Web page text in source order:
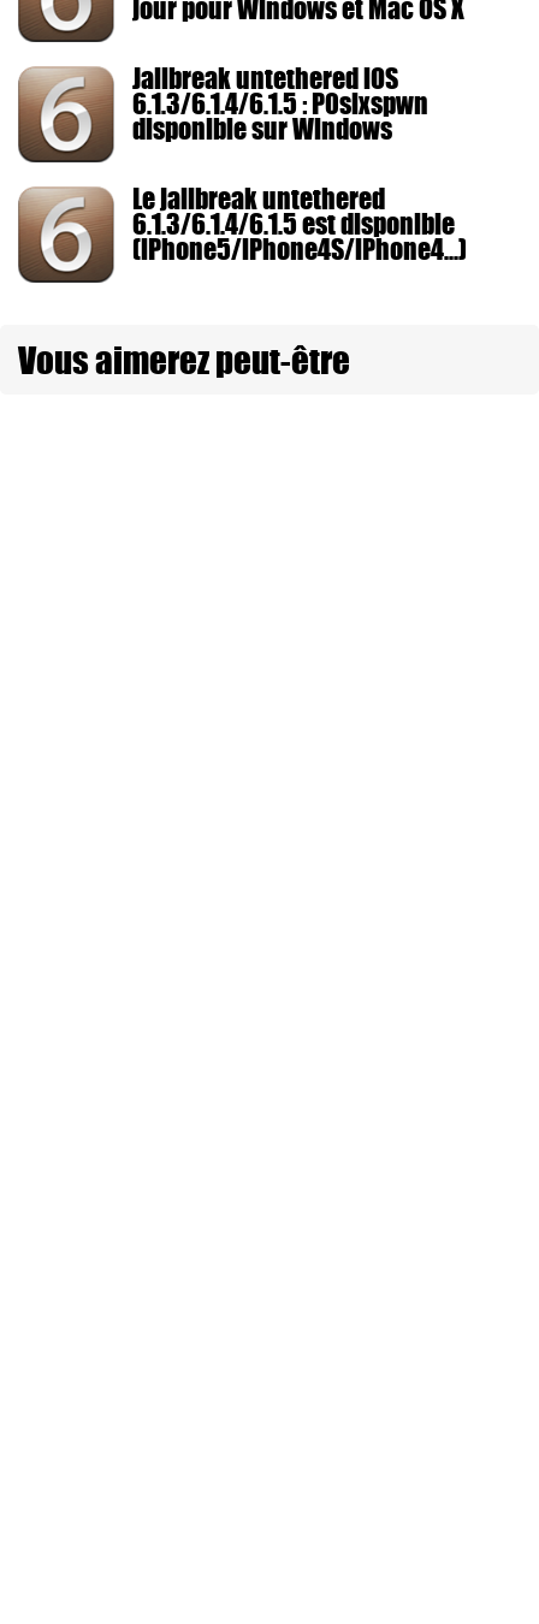
jour pour Windows et Mac OS X
Jailbreak untethered iOS
6.1.3/6.1.4/6.1.5 : P0sixspwn
disponible sur Windows
Le jailbreak untethered
6.1.3/6.1.4/6.1.5 est disponible
(iPhone5/iPhone4S/iPhone4...)
Vous aimerez peut-être